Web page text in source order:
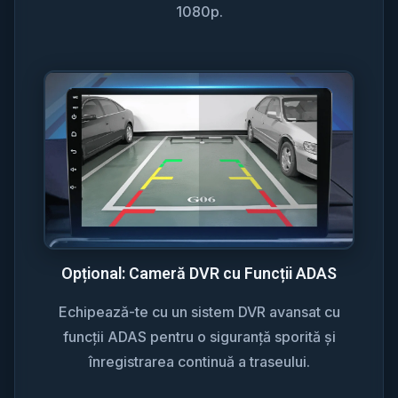
1080p.
Opțional: Cameră DVR cu Funcții ADAS
Echipează-te cu un sistem DVR avansat cu
funcții ADAS pentru o siguranță sporită și
înregistrarea continuă a traseului.